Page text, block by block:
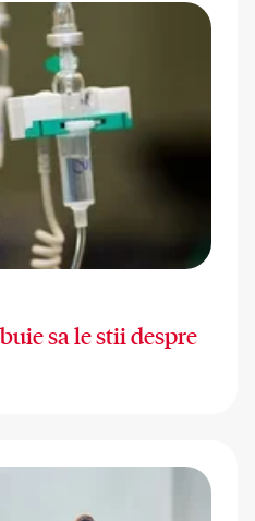
sa le stii despre